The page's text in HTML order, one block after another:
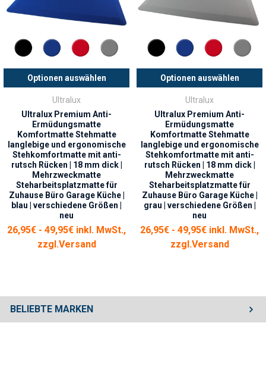
BELIEBTE MARKEN
Optionen auswählen
Ultralux
Ultralux Premium Anti-
Ermüdungsmatte
Komfortmatte Stehmatte
langlebige und ergonomische
Stehkomfortmatte mit anti-
rutsch Rücken | 18 mm dick |
Mehrzweckmatte
Steharbeitsplatzmatte für
Zuhause Büro Garage Küche |
blau | verschiedene Größen |
neu
26,95€ - 49,95€ inkl. MwSt.,
zzgl.Versand
Optionen auswählen
Ultralux
Ultralux Premium Anti-
Ermüdungsmatte
Komfortmatte Stehmatte
langlebige und ergonomische
Stehkomfortmatte mit anti-
rutsch Rücken | 18 mm dick |
Mehrzweckmatte
Steharbeitsplatzmatte für
Zuhause Büro Garage Küche |
grau | verschiedene Größen |
neu
26,95€ - 49,95€ inkl. MwSt.,
zzgl.Versand